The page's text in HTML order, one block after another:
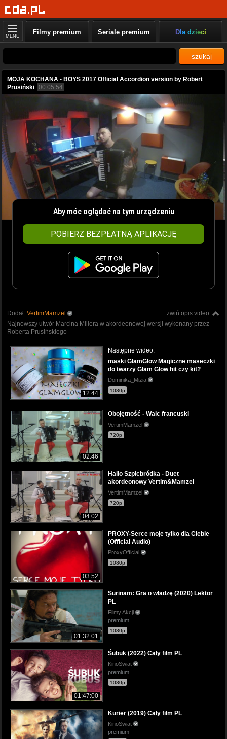
MENU Filmy premium Seriale premium Dla dzieci
szukaj
MOJA KOCHANA - BOYS 2017 Official Accordion version by Robert
Prusiński 00:05:54
Aby móc oglądać na tym urządzeniu
POBIERZ BEZPŁATNĄ APLIKACJĘ
zwiń opis video
Dodał: VertimMamzel
Najnowszy utwór Marcina Millera w akordeonowej wersji wykonany przez
Roberta Prusińskiego
12:44
Następne wideo:
maski GlamGlow Magiczne maseczki
do twarzy Glam Glow hit czy kit?
Dominika_Mizia
1080p
02:46
Obojętność - Walc francuski
VertimMamzel
720p
04:02
Hallo Szpicbródka - Duet
akordeonowy Vertim&Mamzel
VertimMamzel
720p
03:52
PROXY-Serce moje tylko dla Ciebie
(Official Audio)
ProxyOfficial
1080p
01:32:01
Surinam: Gra o władzę (2020) Lektor
PL
Filmy Akcji
premium
1080p
01:47:00
Śubuk (2022) Cały film PL
KinoSwiat
premium
1080p
Kurier (2019) Cały film PL
KinoSwiat
premium